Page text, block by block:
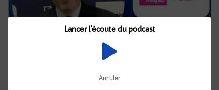
Lancer l'écoute du podcast
Annuler